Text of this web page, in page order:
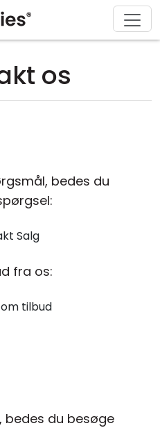
os
bedes du
Salg
fra os:
tilbud
bedes du besøge
Sektor